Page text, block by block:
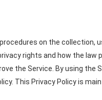
on the collection,
rights and how the law
the Service. By using the
This Privacy Policy is